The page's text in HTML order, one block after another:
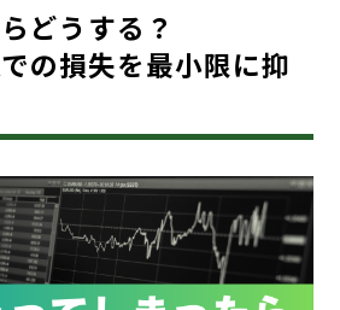
どうする？
の損失を最小限に抑